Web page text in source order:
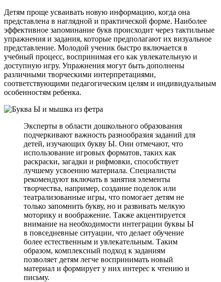
Детям проще усваивать новую информацию, когда она
представлена в наглядной и практической форме. Наиболее
эффективное запоминание букв происходит через тактильные
упражнения и задания, которые предполагают их визуальное
представление. Молодой ученик быстро включается в
учебный процесс, воспринимая его как увлекательную и
доступную игру. Упражнения могут быть дополнены
различными творческими интерпретациями,
соответствующими педагогическим целям и индивидуальным
особенностям ребенка.
Эксперты в области дошкольного образования
подчеркивают важность разнообразия заданий для
детей, изучающих букву Ы. Они отмечают, что
использование игровых форматов, таких как
раскраски, загадки и рифмовки, способствует
лучшему усвоению материала. Специалисты
рекомендуют включать в занятия элементы
творчества, например, создание поделок или
театрализованные игры, что помогает детям не
только запомнить букву, но и развивать мелкую
моторику и воображение. Также акцентируется
внимание на необходимости интеграции буквы Ы
в повседневные ситуации, что делает обучение
более естественным и увлекательным. Таким
образом, комплексный подход к заданиям
позволяет детям легче воспринимать новый
материал и формирует у них интерес к чтению и
письму.